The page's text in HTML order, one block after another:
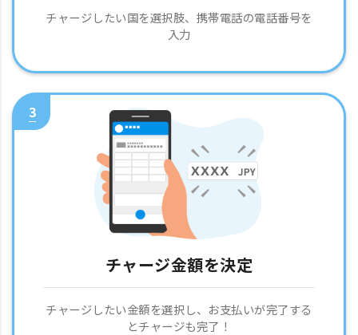
チャージしたい国を選択肢、携帯電話の電話番号を
入力
3
チャージ金額を決定
チャージしたい金額を選択し、お支払いが完了する
とチャージも完了！